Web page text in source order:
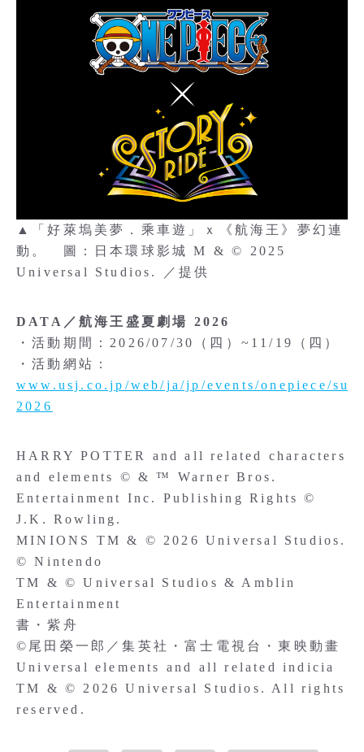
▲「好萊塢美夢．乘車遊」ｘ《航海王》夢幻連
動。 圖：日本環球影城 M & © 2025
Universal Studios. ／提供
DATA／航海王盛夏劇場 2026
・活動期間：2026/07/30（四）~11/19（四）
・活動網站：
www.usj.co.jp/web/ja/jp/events/onepiece/
2026
HARRY POTTER and all related characters
and elements © & ™ Warner Bros.
Entertainment Inc. Publishing Rights ©
J.K. Rowling.
MINIONS TM & © 2026 Universal Studios.
© Nintendo
TM & © Universal Studios & Amblin
Entertainment
書・紫舟
©尾田榮一郎／集英社・富士電視台・東映動畫
Universal elements and all related indicia
TM & © 2026 Universal Studios. All rights
reserved.